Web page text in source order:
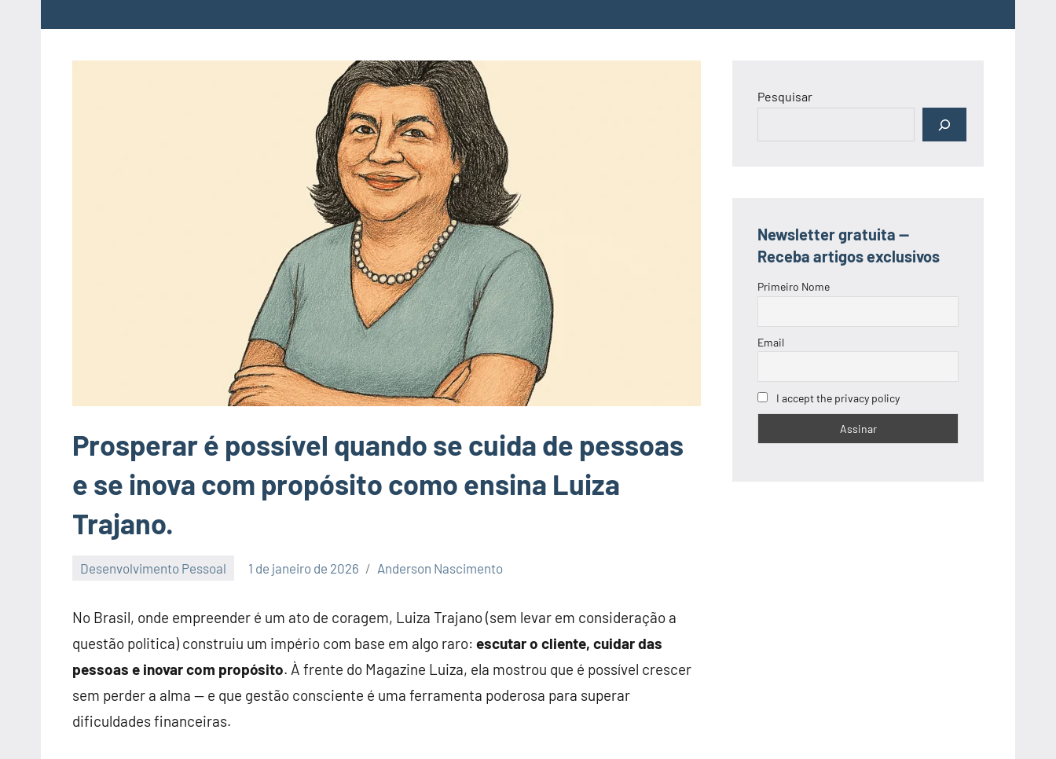
Prosperar é possível quando se cuida de pessoas
e se inova com propósito como ensina Luiza
Trajano.
Desenvolvimento Pessoal 1 de janeiro de 2026 Anderson Nascimento
No Brasil, onde empreender é um ato de coragem, Luiza Trajano (sem levar em consideração a
questão politica) construiu um império com base em algo raro: escutar o cliente, cuidar das
pessoas e inovar com propósito. À frente do Magazine Luiza, ela mostrou que é possível crescer
sem perder a alma — e que gestão consciente é uma ferramenta poderosa para superar
dificuldades financeiras.
Pesquisar
Newsletter gratuita —
Receba artigos exclusivos
Primeiro Nome
Email
I accept the privacy policy